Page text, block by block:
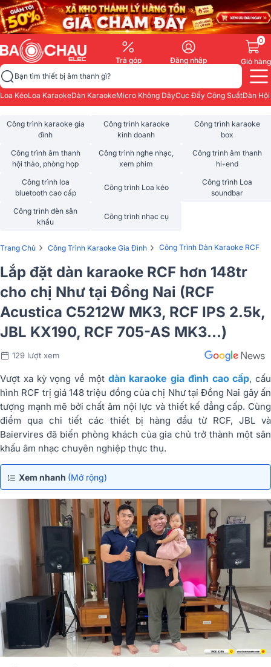
Trả góp Đăng nhập
0
Giỏ hàng
Bạn tìm thiết bị âm thanh gì?
Loa KéoLoa KaraokeDàn KaraokeMicro Không DâyCục Đẩy Công SuấtDàn
Công trình karaoke gia
đình
Công trình karaoke
kinh doanh
Công trình karaoke
box
Công trình âm thanh
hội thảo, phòng họp
Công trình nghe nhạc,
xem phim
Công trình âm thanh
hi-end
Công trình loa
bluetooth cao cấp
Công trình Loa kéo
Công trình Loa
soundbar
Công trình đèn sân
khấu
Công trình nhạc cụ
Trang Chủ › Công Trình Karaoke Gia Đình › Công Trình Dàn Karaoke RCF
Lắp đặt dàn karaoke RCF hơn 148tr
cho chị Như tại Đồng Nai (RCF
Acustica C5212W MK3, RCF IPS 2.5k,
JBL KX190, RCF 705-AS MK3...)
129 lượt xem
Vượt xa kỳ vọng về một dàn karaoke gia đình cao cấp, cấu
hình RCF trị giá 148 triệu đồng của chị Như tại Đồng Nai gây ấn
tượng mạnh mẽ bởi chất âm nội lực và thiết kế đẳng cấp. Cùng
điểm qua chi tiết các thiết bị hàng đầu từ RCF, JBL và
Baiervires đã biến phòng khách của gia chủ trở thành một sân
khấu âm nhạc chuyên nghiệp thực thụ.
Xem nhanh (Mở rộng)